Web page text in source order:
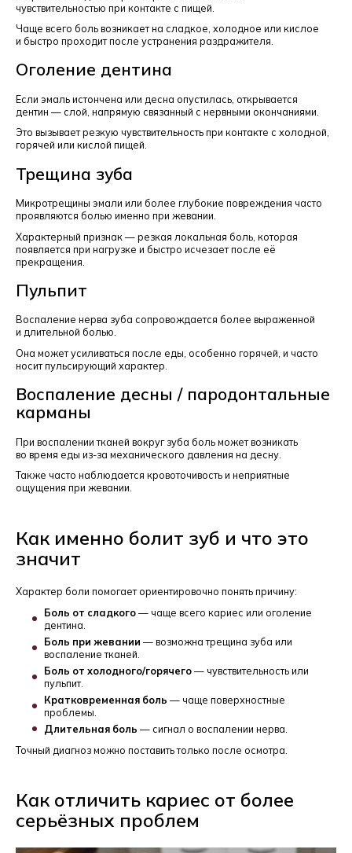
чувствительностью при контакте с пищей.
Чаще всего боль возникает на сладкое, холодное или кислое
и быстро проходит после устранения раздражителя.
Оголение дентина
Если эмаль истончена или десна опустилась, открывается
дентин — слой, напрямую связанный с нервными окончаниями.
Это вызывает резкую чувствительность при контакте с холодной,
горячей или кислой пищей.
Трещина зуба
Микротрещины эмали или более глубокие повреждения часто
проявляются болью именно при жевании.
Характерный признак — резкая локальная боль, которая
появляется при нагрузке и быстро исчезает после её
прекращения.
Пульпит
Воспаление нерва зуба сопровождается более выраженной
и длительной болью.
Она может усиливаться после еды, особенно горячей, и часто
носит пульсирующий характер.
Воспаление десны / пародонтальные
карманы
При воспалении тканей вокруг зуба боль может возникать
во время еды из-за механического давления на десну.
Также часто наблюдается кровоточивость и неприятные
ощущения при жевании.
Как именно болит зуб и что это
значит
Характер боли помогает ориентировочно понять причину:
Боль от сладкого— чаще всего кариес или оголение
дентина.
Боль при жевании — возможна трещина зуба или
воспаление тканей.
Боль от холодного/горячего— чувствительность или
пульпит.
Кратковременная боль — чаще поверхностные
проблемы.
Длительная боль — сигнал о воспалении нерва.
Точный диагноз можно поставить только после осмотра.
Как отличить кариес от более
серьёзных проблем